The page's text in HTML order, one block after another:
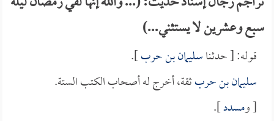
سبع وعشرين لا يستثني...)
قوله: [ حدثناسليمان بن حرب].
سليمان بن حربثقة، أخرج له أصحاب الكتب الستة.
[ ومسدد].